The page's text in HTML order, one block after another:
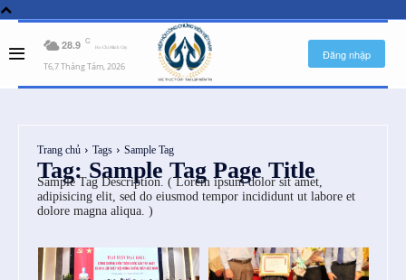
28.9 C
Ho Chi Minh City
T6,7 Tháng Tám, 2026
Đăng nhập
Trang chủ Tags Sample Tag
Tag:Sample Tag Page Title
Sample Tag Description. ( Lorem ipsum dolor sit amet,
adipisicing elit, sed do eiusmod tempor incididunt ut labore et
dolore magna aliqua. )